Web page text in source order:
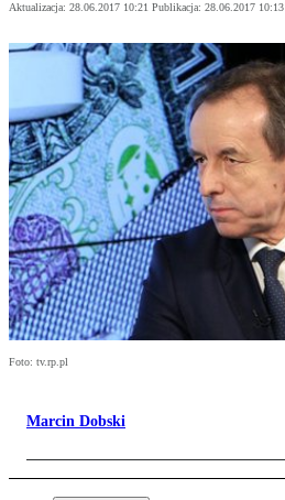
Aktualizacja: 28.06.2017 10:21 Publikacja: 28.06.2017 10:13
Foto: tv.rp.pl
Marcin Dobski